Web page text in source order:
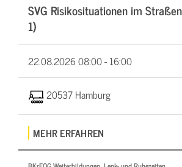
SVG Risikosituationen im
1)
22.08.202608:00 - 16:00
20537 Hamburg
MEHR ERFAHREN